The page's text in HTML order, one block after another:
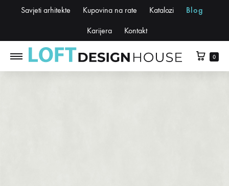
Savjeti arhitekte Kupovina na rate Katalozi Blog
Karijera Kontakt
0